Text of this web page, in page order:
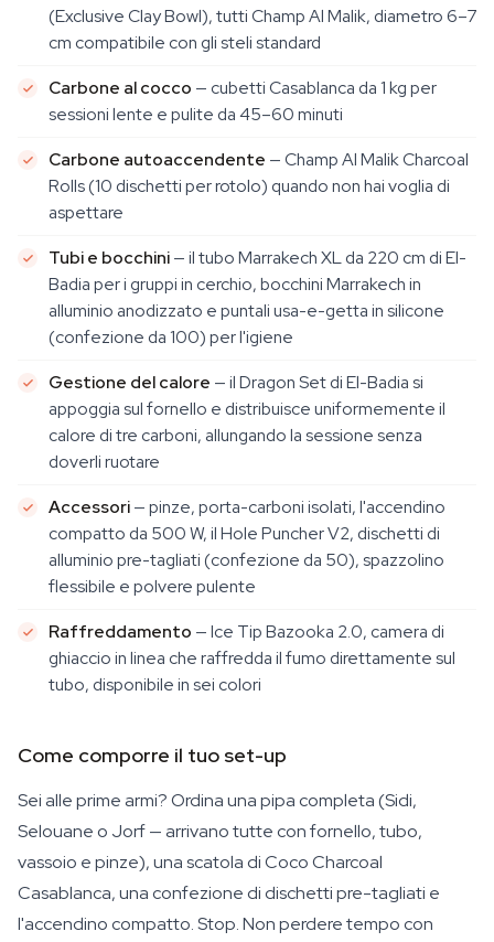
(Exclusive Clay Bowl), tutti Champ Al Malik, diametro 6–7
cm compatibile con gli steli standard
Carbone al cocco — cubetti Casablanca da 1 kg per
sessioni lente e pulite da 45–60 minuti
Carbone autoaccendente — Champ Al Malik Charcoal
Rolls (10 dischetti per rotolo) quando non hai voglia di
aspettare
Tubi e bocchini— il tubo Marrakech XL da 220 cm di El-
Badia per i gruppi in cerchio, bocchini Marrakech in
alluminio anodizzato e puntali usa-e-getta in silicone
(confezione da 100) per l'igiene
Gestione del calore — il Dragon Set di El-Badia si
appoggia sul fornello e distribuisce uniformemente il
calore di tre carboni, allungando la sessione senza
doverli ruotare
Accessori— pinze, porta-carboni isolati, l'accendino
compatto da 500 W, il Hole Puncher V2, dischetti di
alluminio pre-tagliati (confezione da 50), spazzolino
flessibile e polvere pulente
Raffreddamento — Ice Tip Bazooka 2.0, camera di
ghiaccio in linea che raffredda il fumo direttamente sul
tubo, disponibile in sei colori
Come comporre il tuo set-up
Sei alle prime armi? Ordina una pipa completa (Sidi,
Selouane o Jorf — arrivano tutte con fornello, tubo,
vassoio e pinze), una scatola di Coco Charcoal
Casablanca, una confezione di dischetti pre-tagliati e
l'accendino compatto. Stop. Non perdere tempo con